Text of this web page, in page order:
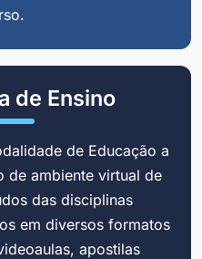
de Ensino
de Educação a
de ambiente virtual de
das disciplinas
em diversos formatos
apostilas